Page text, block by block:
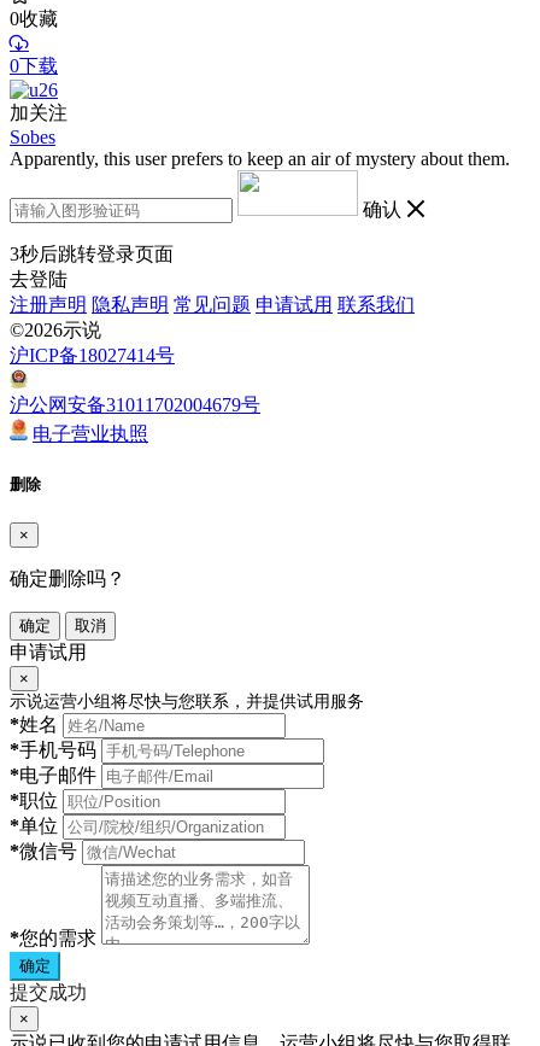
0收藏
0下载
加关注
Sobes
Apparently, this user prefers to keep an air of mystery about them.
确认
3秒后跳转登录页面
去登陆
注册声明 隐私声明 常见问题 申请试用 联系我们
©2026示说
沪ICP备18027414号
沪公网安备31011702004679号
电子营业执照
删除
×
确定删除吗？
确定 取消
申请试用
×
示说运营小组将尽快与您联系，并提供试用服务
*姓名
*手机号码
*电子邮件
*职位
*单位
*微信号
*您的需求
确定
提交成功
×